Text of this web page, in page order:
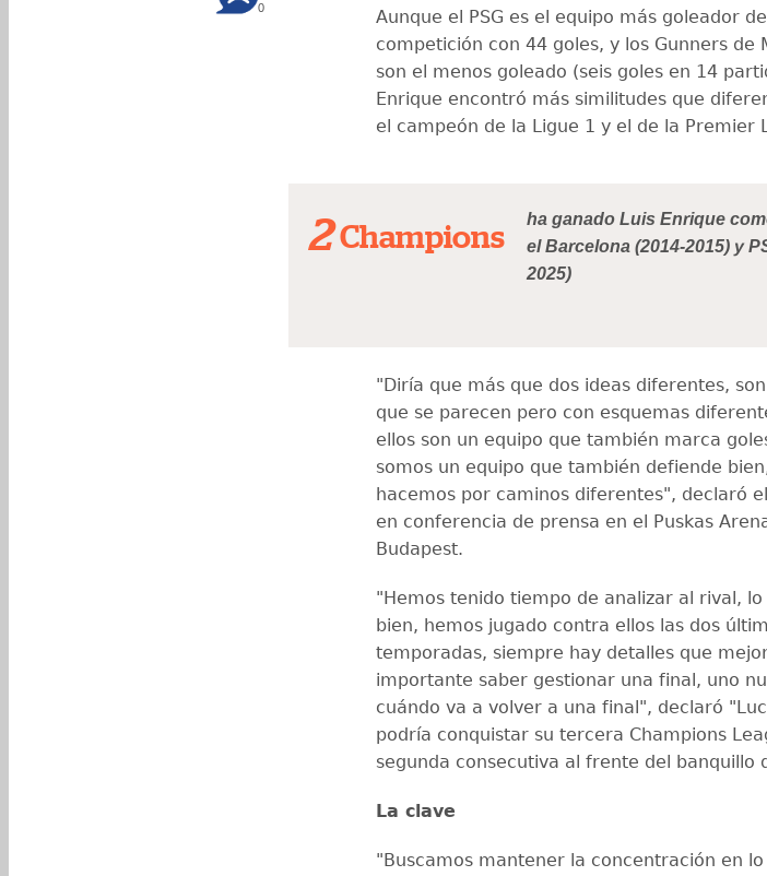
0
Aunque el PSG es el equipo más goleador
competición con 44 goles, y los Gunners de
son el menos goleado (seis goles en 14
Enrique encontró más similitudes que
el campeón de la Ligue 1 y el de la Premier
2Champions
ha ganado Luis Enrique
el Barcelona (2014-2015) y
2025)
"Diría que más que dos ideas diferentes,
que se parecen pero con esquemas
ellos son un equipo que también marca
somos un equipo que también defiende
hacemos por caminos diferentes", declaró
en conferencia de prensa en el Puskas
Budapest.
"Hemos tenido tiempo de analizar al rival,
bien, hemos jugado contra ellos las dos
temporadas, siempre hay detalles que
importante saber gestionar una final, uno
cuándo va a volver a una final", declaró
podría conquistar su tercera Champions
segunda consecutiva al frente del banquillo
La clave
"Buscamos mantener la concentración en